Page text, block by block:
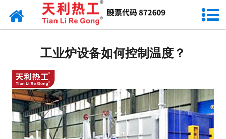
网站首页
产品常识
工业炉设备如何控制温度？